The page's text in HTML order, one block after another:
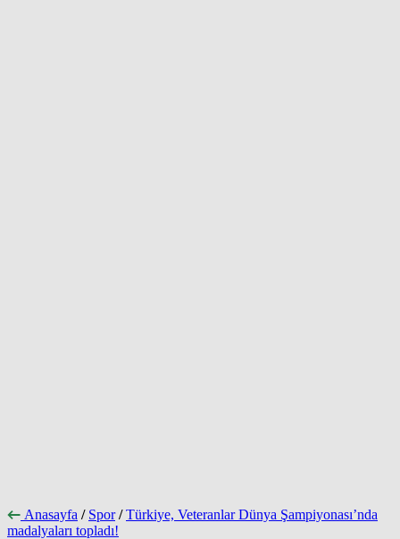
Anasayfa / Spor / Türkiye, Veteranlar Dünya Şampiyonası’nda
madalyaları topladı!